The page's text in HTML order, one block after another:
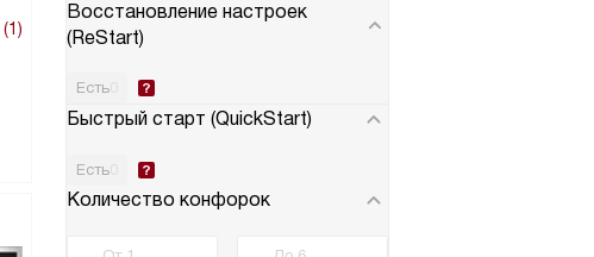
Восстановление настроек
(ReStart)
Есть
Быстрый старт (QuickStart)
Есть
Количество конфорок
(1)